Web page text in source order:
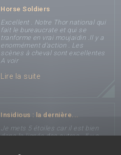
Horse Soldiers
Excellent . Notre Thor national qui
fait le bureaucrate et qui se
tranforme en vrai moujaidin .Il y a
enormément d'action . Les
scènes à cheval sont excellentes
A voir
Lire la suite
Insidious : la dernière...
Je mets 5 étoiles car il est bien
dans la lignée des autres . Il y a